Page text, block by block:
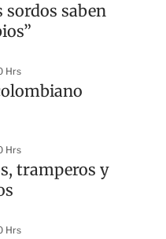
sordos saben
Hrs
Hrs
tramperos y
Hrs